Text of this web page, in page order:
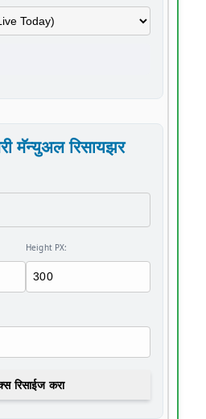
मॅन्युअल रिसायझर
Height PX:
रिसाईज करा